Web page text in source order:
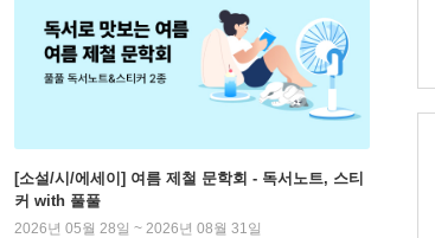
[소설/시/에세이] 여름 제철 문학회 - 독서노트, 스티
커 with 풀풀
2026년 05월 28일 ~ 2026년 08월 31일